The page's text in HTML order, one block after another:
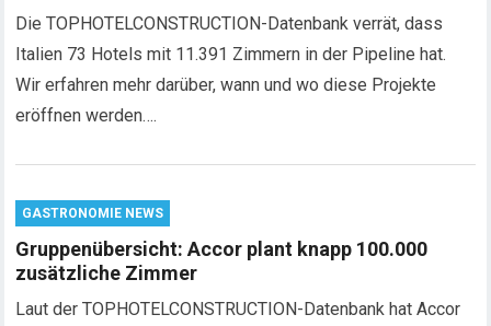
Die TOPHOTELCONSTRUCTION-Datenbank verrät, dass
Italien 73 Hotels mit 11.391 Zimmern in der Pipeline hat.
Wir erfahren mehr darüber, wann und wo diese Projekte
eröffnen werden….
GASTRONOMIE NEWS
Gruppenübersicht: Accor plant knapp 100.000
zusätzliche Zimmer
Laut der TOPHOTELCONSTRUCTION-Datenbank hat Accor